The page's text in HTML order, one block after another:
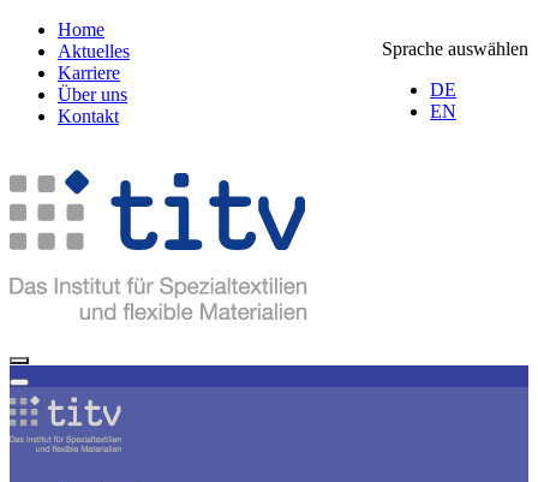
Sprache auswählen
DE
EN
Home
Aktuelles
Karriere
Über uns
Kontakt